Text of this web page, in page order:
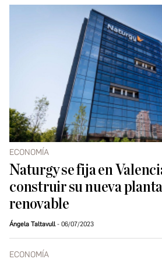
ECONOMÍA
Naturgy se fija en
construir su nueva planta
renovable
Ángela Taltavull 06/07/2023
ECONOMÍA